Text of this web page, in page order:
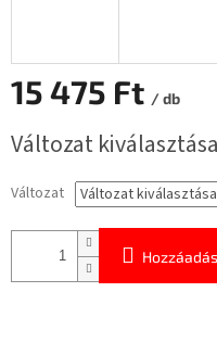
15 475 Ft / db
Változat kiválasztása
Változat